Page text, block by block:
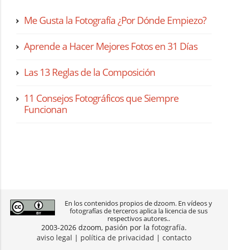
Me Gusta la Fotografía ¿Por Dónde Empiezo?
Aprende a Hacer Mejores Fotos en 31 Días
Las 13 Reglas de la Composición
11 Consejos Fotográficos que Siempre
Funcionan
En los contenidos propios de dzoom. En vídeos y
fotografías de terceros aplica la licencia de sus
respectivos autores..
2003-2026 dzoom, pasión por la fotografía.
aviso legal | política de privacidad | contacto